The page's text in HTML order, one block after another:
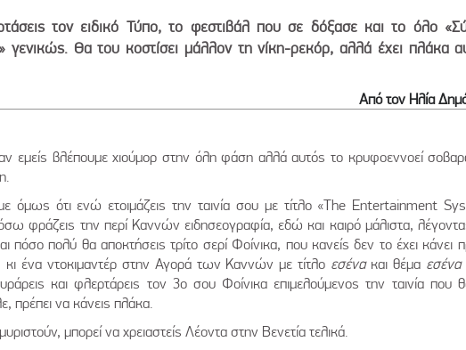
τον ειδικό Τύπο, το φεστιβάλ που σε δόξασε και το όλο
γενικώς. Θα του κοστίσει μάλλον τη νίκη-ρεκόρ, αλλά έχει πλάκα
Από τον Ηλία
εμείς βλέπουμε χιούμορ στην όλη φάση αλλά αυτός το κρυφοεννοεί
όμως ότι ενώ ετοιμάζεις την ταινία σου με τίτλο «The Entertainment
φράζεις την περί Καννών ειδησεογραφία, εδώ και καιρό μάλιστα,
πόσο πολύ θα αποκτήσεις τρίτο σερί Φοίνικα, που κανείς δεν το έχει κάνει
ένα ντοκιμαντέρ στην Αγορά των Καννών με τίτλο εσένα και θέμα εσένα
και φλερτάρεις τον 3ο σου Φοίνικα επιμελούμενος την ταινία που
πρέπει να κάνεις πλάκα.
μπορεί να χρειαστείς Λέοντα στην Βενετία τελικά.